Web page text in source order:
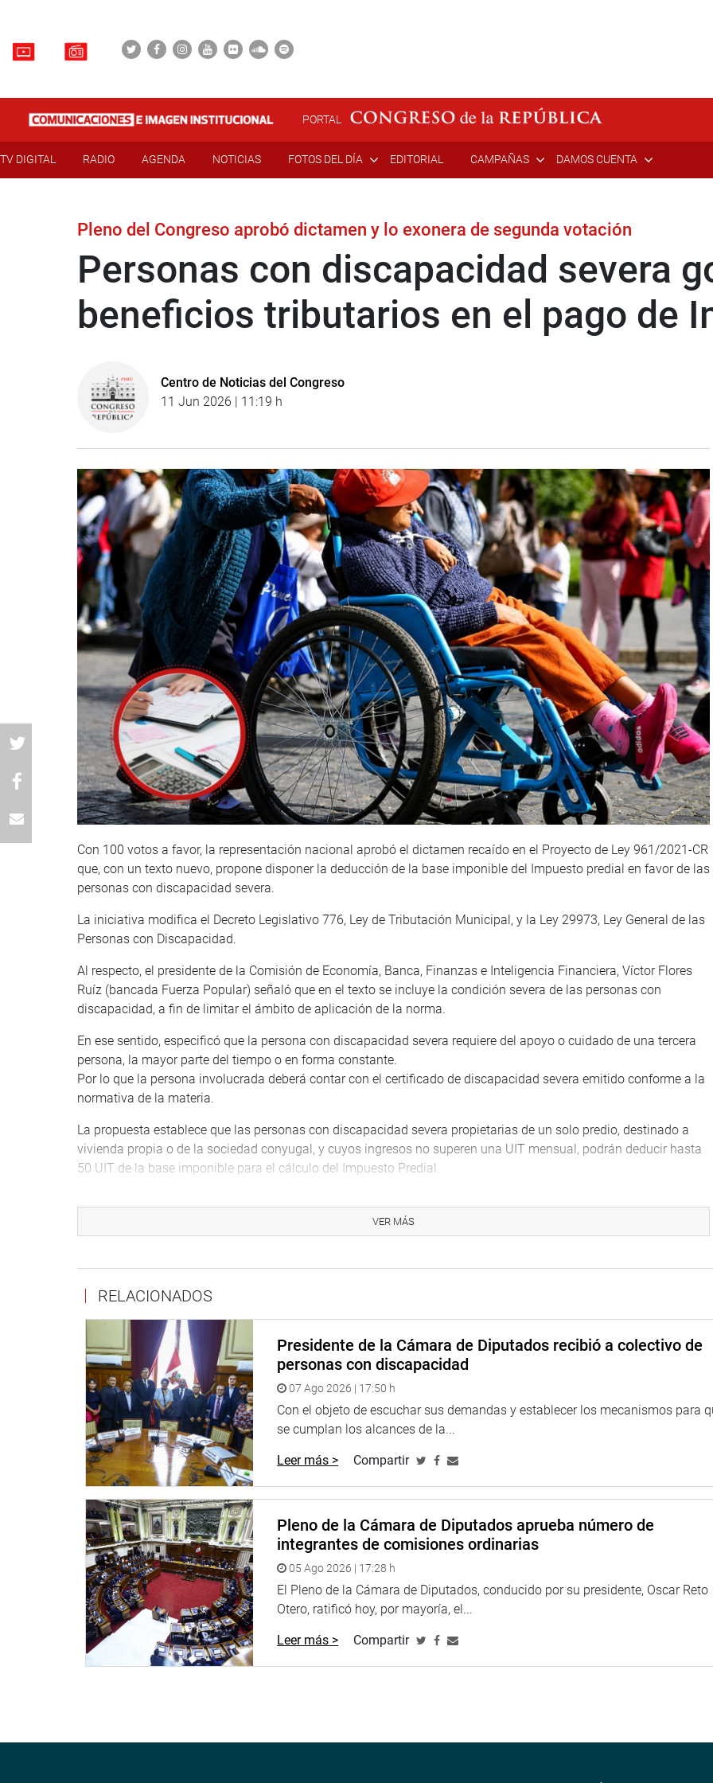
PORTAL
TV DIGITAL RADIO AGENDA NOTICIAS FOTOS DEL DÍA EDITORIAL CAMPAÑAS DAMOS CUENTA
Pleno del Congreso aprobó dictamen y lo exonera de segunda votación
Personas con discapacidad severa
beneficios tributarios en el pago de
Centro de Noticias del Congreso
11 Jun 2026 | 11:19 h
Con 100 votos a favor, la representación nacional aprobó el dictamen recaído en el Proyecto de Ley 961/2021-CR
que, con un texto nuevo, propone disponer la deducción de la base imponible del Impuesto predial en favor de las
personas con discapacidad severa.
La iniciativa modifica el Decreto Legislativo 776, Ley de Tributación Municipal, y la Ley 29973, Ley General de las
Personas con Discapacidad.
Al respecto, el presidente de la Comisión de Economía, Banca, Finanzas e Inteligencia Financiera, Víctor Flores
Ruíz (bancada Fuerza Popular) señaló que en el texto se incluye la condición severa de las personas con
discapacidad, a fin de limitar el ámbito de aplicación de la norma.
En ese sentido, especificó que la persona con discapacidad severa requiere del apoyo o cuidado de una tercera
persona, la mayor parte del tiempo o en forma constante.
Por lo que la persona involucrada deberá contar con el certificado de discapacidad severa emitido conforme a la
normativa de la materia.
La propuesta establece que las personas con discapacidad severa propietarias de un solo predio, destinado a
vivienda propia o de la sociedad conyugal, y cuyos ingresos no superen una UIT mensual, podrán deducir hasta
50 UIT de la base imponible para el cálculo del Impuesto Predial.
proyecto de ley, puesto que, al tratarse del impuesto predial de un tributo de periodicidad anual la norma debe
regir a partir del 1 de enero del 2027.
Durante el debate, la parlamentaria Hilda Portero López (bancada Acción Popular) manifestó que la propuesta
era necesaria para reforzar la Ley 29973, Ley General de las Personas con Discapacidad, a fin de garantizar una
Finalmente, con 97 votos a favor el dictamen fue exonerado del trámite de segunda votación.
OFICINA DE COMUNICACIONES E IMAGEN INSTITUCIONAL
VER MÁS
RELACIONADOS
Presidente de la Cámara de Diputados recibió a colectivo de
personas con discapacidad
07 Ago 2026 | 17:50 h
Con el objeto de escuchar sus demandas y establecer los mecanismos para
se cumplan los alcances de la...
Leer más > Compartir
Pleno de la Cámara de Diputados aprueba número de
integrantes de comisiones ordinarias
05 Ago 2026 | 17:28 h
El Pleno de la Cámara de Diputados, conducido por su presidente, Oscar Reto
Otero, ratificó hoy, por mayoría, el...
Leer más > Compartir